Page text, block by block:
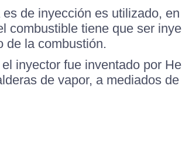
de inyección es utilizado,
combustible tiene que ser
de la combustión.
inyector fue inventado por
de vapor, a mediados